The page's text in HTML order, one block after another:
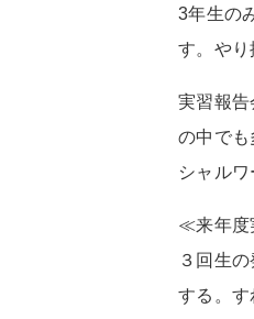
3年生の
す。やり
実習報
の中で
シャル
≪来年度
３回生
する。